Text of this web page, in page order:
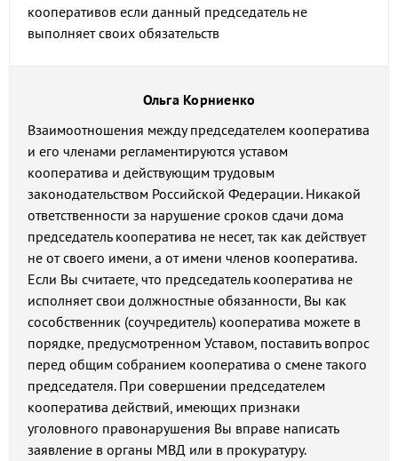
кооперативов если данный председатель не
выполняет своих обязательств
Ольга Корниенко
Взаимоотношения между председателем кооператива
и его членами регламентируются уставом
кооператива и действующим трудовым
законодательством Российской Федерации. Никакой
ответственности за нарушение сроков сдачи дома
председатель кооператива не несет, так как действует
не от своего имени, а от имени членов кооператива.
Если Вы считаете, что председатель кооператива не
исполняет свои должностные обязанности, Вы как
сособственник (соучредитель) кооператива можете в
порядке, предусмотренном Уставом, поставить вопрос
перед общим собранием кооператива о смене такого
председателя. При совершении председателем
кооператива действий, имеющих признаки
уголовного правонарушения Вы вправе написать
заявление в органы МВД или в прокуратуру.